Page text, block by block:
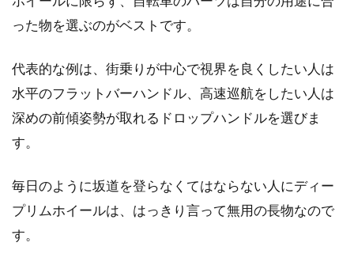
った物を選ぶのがベストです。
代表的な例は、街乗りが中心で視界を良くしたい人は
水平のフラットバーハンドル、高速巡航をしたい人は
深めの前傾姿勢が取れるドロップハンドルを選びま
す。
毎日のように坂道を登らなくてはならない人にディー
プリムホイールは、はっきり言って無用の長物なので
す。